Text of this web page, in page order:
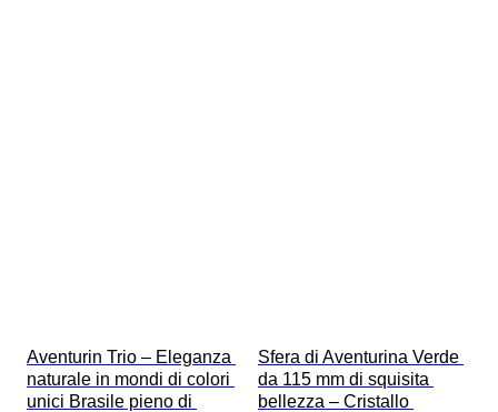
Aventurin Trio – Eleganza
naturale in mondi di colori
unici Brasile pieno di
Sfera di Aventurina Verde
da 115 mm di squisita
bellezza – Cristallo